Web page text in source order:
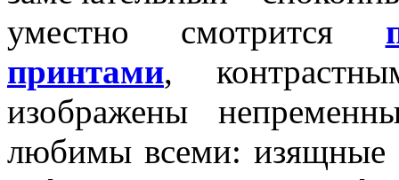
уместно смотрится
принтами,
изображены
любимы всеми: изящные